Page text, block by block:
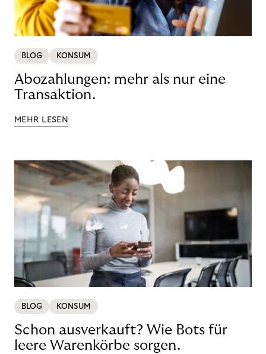
BLOG KONSUM
Abozahlungen: mehr als nur eine
Transaktion.
MEHR LESEN
BLOG KONSUM
Schon ausverkauft? Wie Bots für
leere Warenkörbe sorgen.